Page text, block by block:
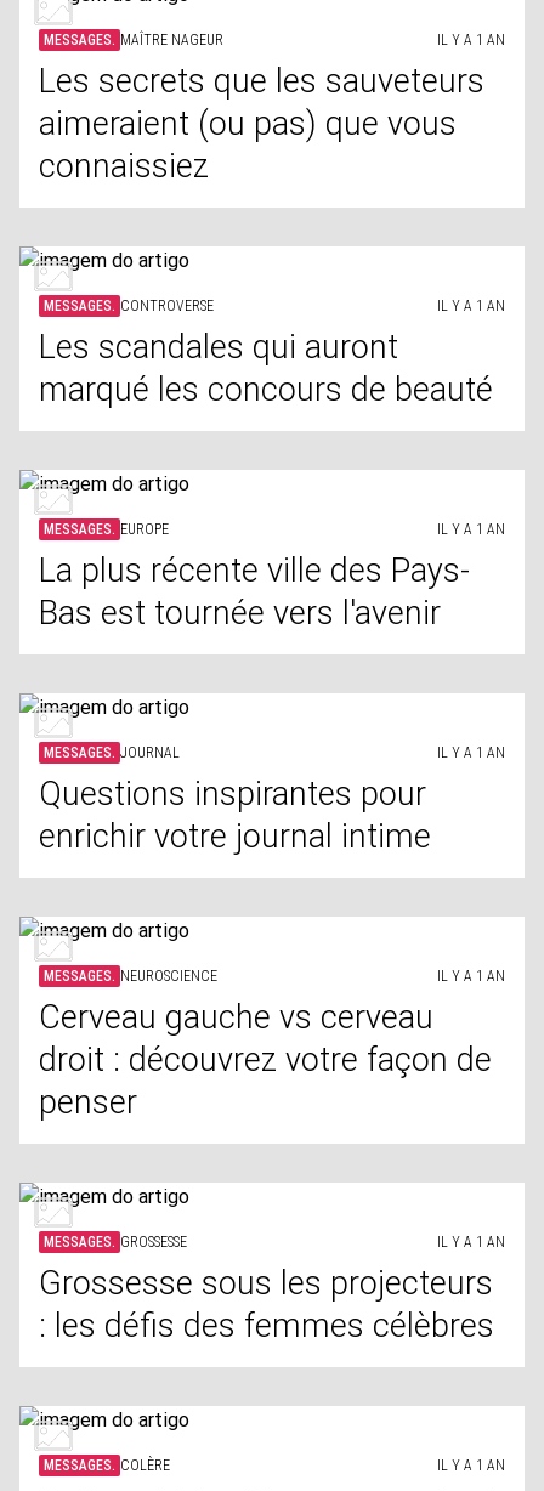
MESSAGES. MAÎTRE NAGEUR IL Y A 1 AN
Les secrets que les sauveteurs
aimeraient (ou pas) que vous
connaissiez
MESSAGES. CONTROVERSE IL Y A 1 AN
Les scandales qui auront
marqué les concours de beauté
MESSAGES. EUROPE IL Y A 1 AN
La plus récente ville des Pays-
Bas est tournée vers l'avenir
MESSAGES. JOURNAL IL Y A 1 AN
Questions inspirantes pour
enrichir votre journal intime
MESSAGES. NEUROSCIENCE IL Y A 1 AN
Cerveau gauche vs cerveau
droit : découvrez votre façon de
penser
MESSAGES. GROSSESSE IL Y A 1 AN
Grossesse sous les projecteurs
: les défis des femmes célèbres
MESSAGES. COLÈRE IL Y A 1 AN